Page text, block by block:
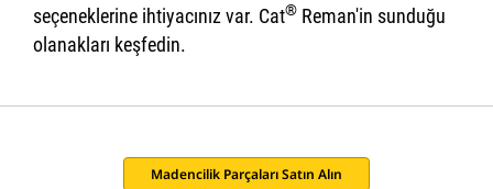
seçeneklerine ihtiyacınız var. Cat® Reman'in sunduğu
olanakları keşfedin.
Madencilik Parçaları Satın Alın